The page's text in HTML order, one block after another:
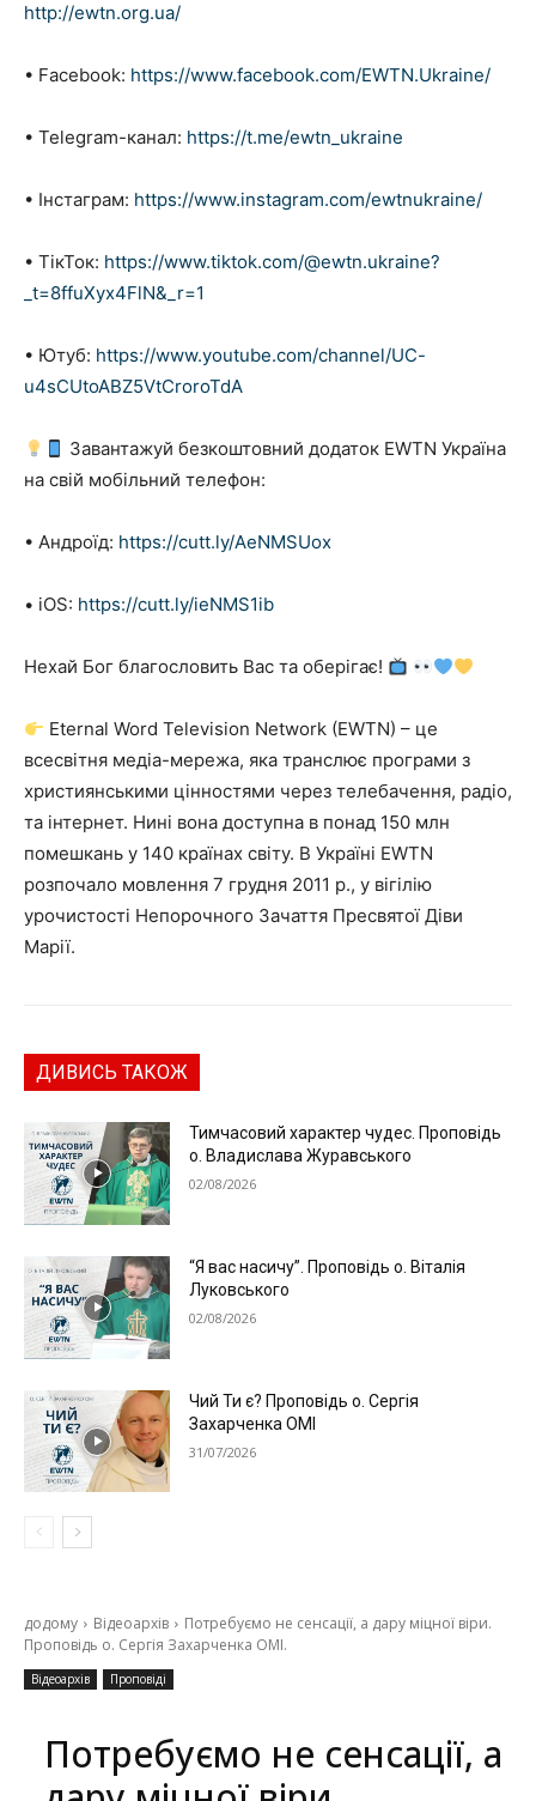
http://ewtn.org.ua/
• Facebook: https://www.facebook.com/EWTN.Ukraine/
• Telegram-канал: https://t.me/ewtn_ukraine
• Інстаграм: https://www.instagram.com/ewtnukraine/
• ТікТок: https://www.tiktok.com/@ewtn.ukraine?
_t=8ffuXyx4FlN&_r=1
• Ютуб: https://www.youtube.com/channel/UC-
u4sCUtoABZ5VtCroroTdA
Завантажуй безкоштовний додаток EWTN Україна
на свій мобільний телефон:
• Андроїд: https://cutt.ly/AeNMSUox
• iOS: https://cutt.ly/ieNMS1ib
Нехай Бог благословить Вас та оберігає!
Eternal Word Television Network (EWTN) – це
всесвітня медіа-мережа, яка транслює програми з
християнськими цінностями через телебачення, радіо,
та інтернет. Нині вона доступна в понад 150 млн
помешкань у 140 країнах світу. В Україні EWTN
розпочало мовлення 7 грудня 2011 р., у вігілію
урочистості Непорочного Зачаття Пресвятої Діви
Марії.
ДИВИСЬ ТАКОЖ
Тимчасовий характер чудес. Проповідь
о. Владислава Журавського
02/08/2026
“Я вас насичу”. Проповідь о. Віталія
Луковського
02/08/2026
Чий Ти є? Проповідь о. Сергія
Захарченка ОМІ
31/07/2026